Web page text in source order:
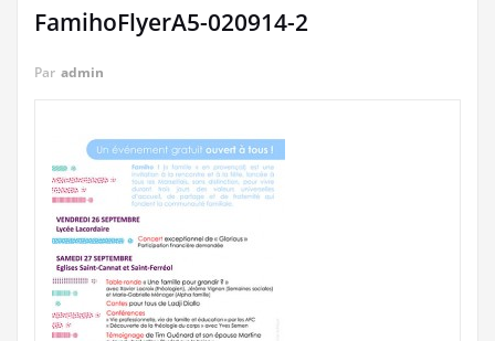
FamihoFlyerA5-020914-2
Par admin